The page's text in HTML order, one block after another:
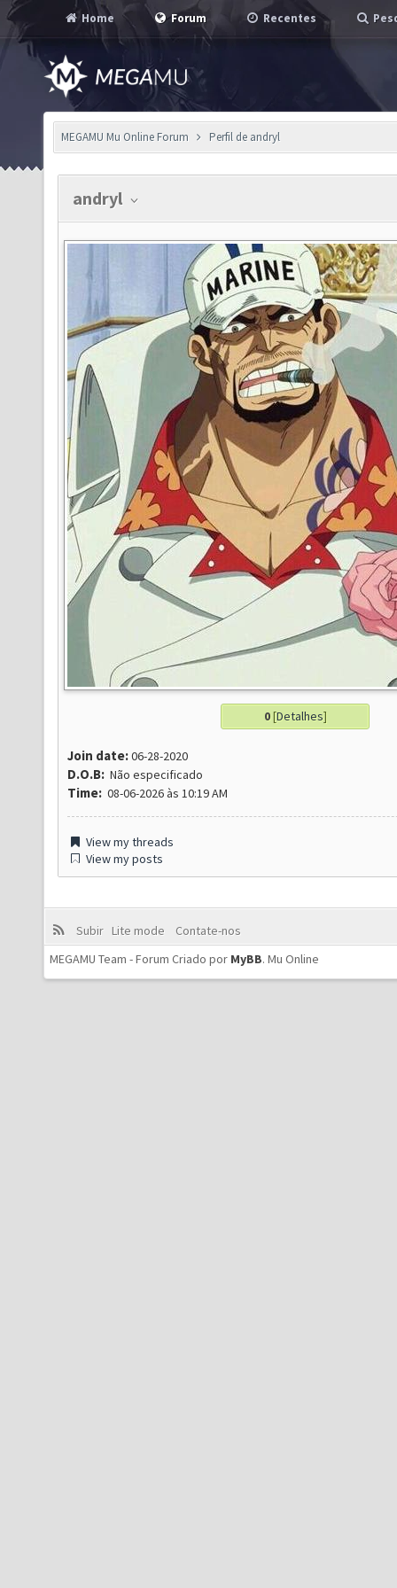
Home Forum Recentes
MEGAMU Mu Online Forum Perfil de andryl
andryl
0[Detalhes]
Join date:06-28-2020
D.O.B: Não especificado
Time: 08-06-2026 às 10:19 AM
View my threads
View my posts
Subir Lite mode
Contate-nos
MEGAMU Team - Forum Criado por MyBB. Mu Online